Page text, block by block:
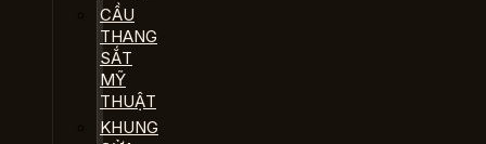
CẦU
THANG
SẮT
MỸ
THUẬT
KHUNG